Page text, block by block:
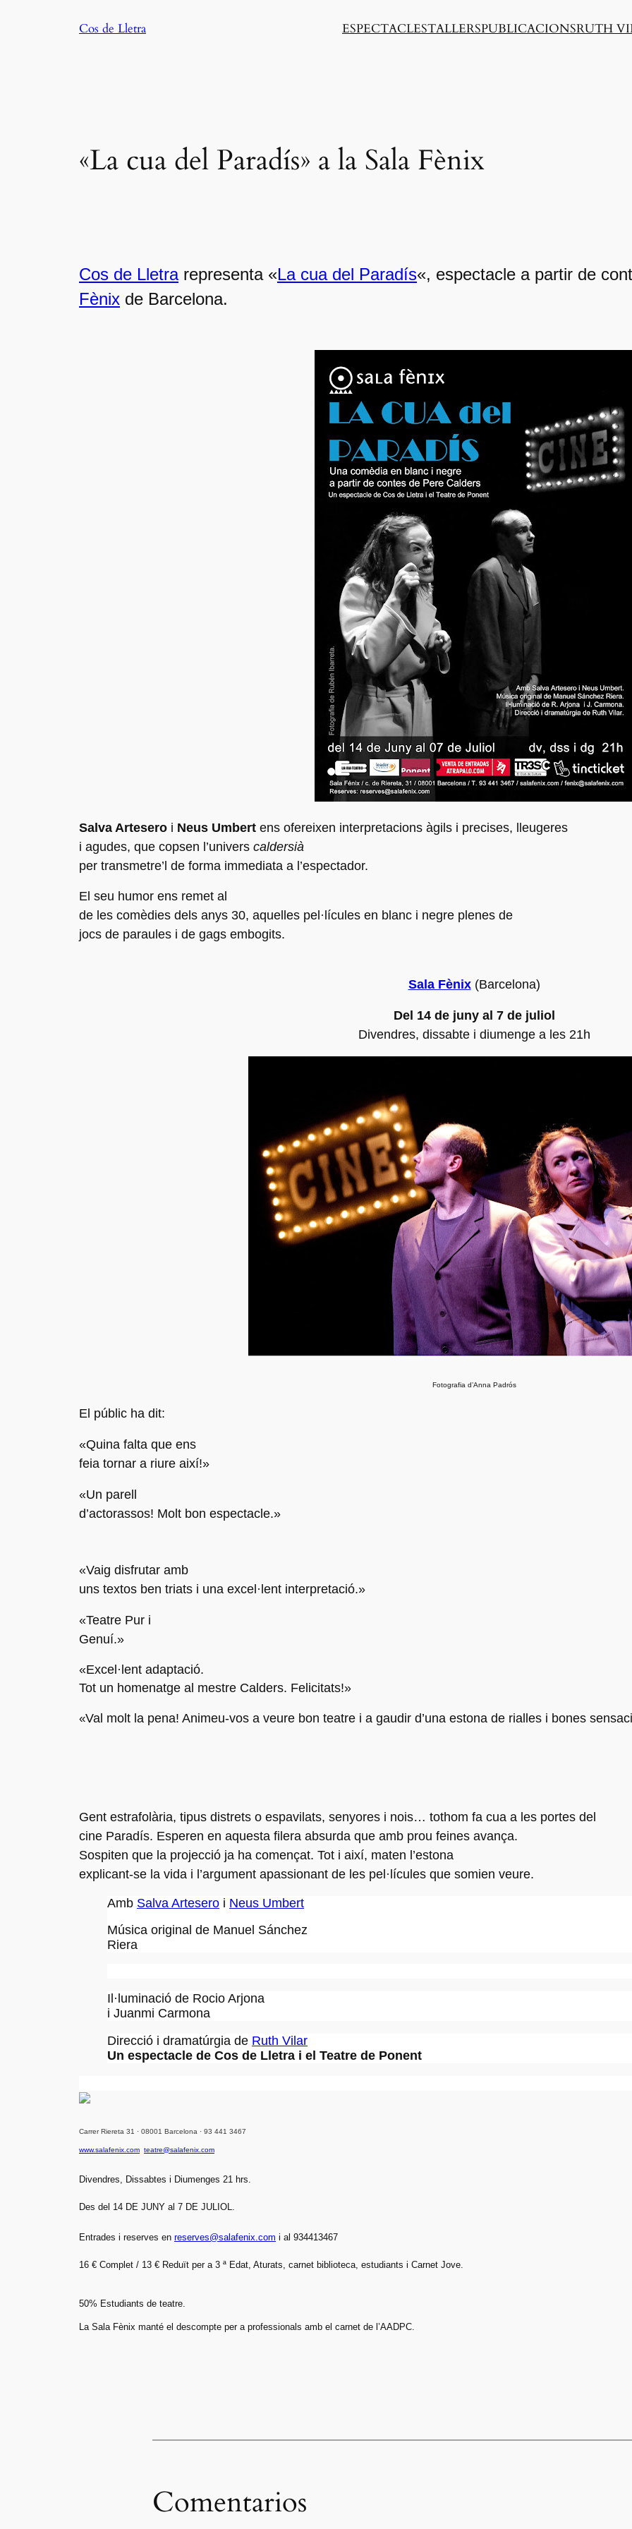
Cos de Lletra ESPECTACLESTALLERSPUBLICACIONSRUTH
«La cua del Paradís» a la Sala Fènix
Cos de Lletrarepresenta «La cua del Paradís«, espectacle a partir de
Fènix de Barcelona.
Salva Artesero i Neus Umbert ens ofereixen interpretacions àgils i precises, lleugeres
i agudes, que copsen l’univers caldersià
per transmetre’l de forma immediata a l’espectador.
El seu humor ens remet al
de les comèdies dels anys 30, aquelles pel·lícules en blanc i negre plenes de
jocs de paraules i de gags embogits.
Sala Fènix(Barcelona)
Del 14 de juny al 7 de juliol
Divendres, dissabte i diumenge a les 21h
Fotografia d’Anna Padrós
El públic ha dit:
«Quina falta que ens
feia tornar a riure així!»
«Un parell
d’actorassos! Molt bon espectacle.»
«Vaig disfrutar amb
uns textos ben triats i una excel·lent interpretació.»
«Teatre Pur i
Genuí.»
«Excel·lent adaptació.
Tot un homenatge al mestre Calders. Felicitats!»
«Val molt la pena! Animeu-vos a veure bon teatre i a gaudir d’una estona de rialles i bones
Gent estrafolària, tipus distrets o espavilats, senyores i nois… tothom fa cua a les portes del
cine Paradís. Esperen en aquesta filera absurda que amb prou feines avança.
Sospiten que la projecció ja ha començat. Tot i així, maten l’estona
explicant-se la vida i l’argument apassionant de les pel·lícules que somien veure.
Amb Salva Artesero i Neus Umbert
Música original de Manuel Sánchez
Riera
Il·luminació de Rocio Arjona
i Juanmi Carmona
Direcció i dramatúrgia de Ruth Vilar
Un espectacle de Cos de Lletra i el Teatre de Ponent
Carrer Riereta 31 · 08001 Barcelona · 93 441 3467
www.salafenix.com teatre@salafenix.com
Divendres, Dissabtes i Diumenges 21 hrs.
Des del 14 DE JUNY al 7 DE JULIOL.
Entrades i reserves en reserves@salafenix.com i al 934413467
16 € Complet / 13 € Reduït per a 3 ª Edat, Aturats, carnet biblioteca, estudiants i Carnet Jove.
50% Estudiants de teatre.
La Sala Fènix manté el descompte per a professionals amb el carnet de l’AADPC.
Comentarios